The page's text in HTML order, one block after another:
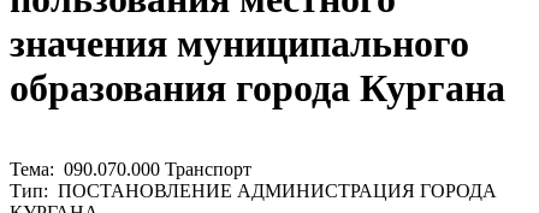
значения муниципального
образования города Кургана
Тема: 090.070.000 Транспорт
Тип: ПОСТАНОВЛЕНИЕ АДМИНИСТРАЦИЯ ГОРОДА